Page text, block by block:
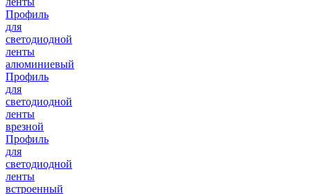
Профиль
для
светодиодной
ленты
алюминиевый
Профиль
для
светодиодной
ленты
врезной
Профиль
для
светодиодной
ленты
встроенный